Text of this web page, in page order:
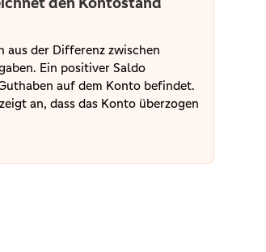
aus der Differenz zwischen
Ein positiver Saldo
auf dem Konto befindet.
an, dass das Konto überzogen